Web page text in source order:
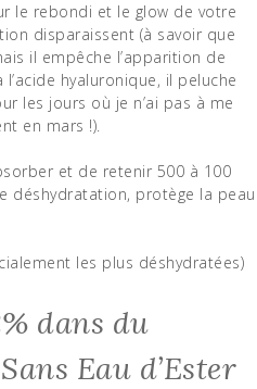
le rebondi et le glow de votre
disparaissent (à savoir que
il empêche l’apparition de
hyaluronique, il peluche
les jours où je n’ai pas à me
en mars !).
et de retenir 500 à 100
déshydratation, protège la peau
les plus déshydratées)
dans du
Eau d’Ester